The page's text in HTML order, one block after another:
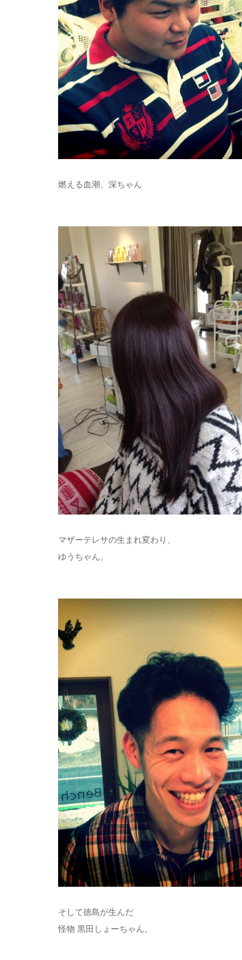
燃える血潮、深ちゃん
マザーテレサの生まれ変わり、
ゆうちゃん。
そして徳島が生んだ
怪物 黒田しょーちゃん。